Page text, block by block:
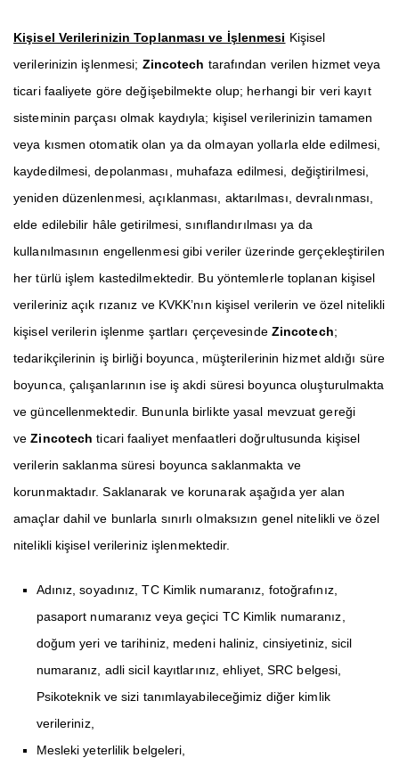
Kişisel Verilerinizin Toplanması ve İşlenmesi Kişisel
verilerinizin işlenmesi; Zincotech tarafından verilen hizmet veya
ticari faaliyete göre değişebilmekte olup; herhangi bir veri kayıt
sisteminin parçası olmak kaydıyla; kişisel verilerinizin tamamen
veya kısmen otomatik olan ya da olmayan yollarla elde edilmesi,
kaydedilmesi, depolanması, muhafaza edilmesi, değiştirilmesi,
yeniden düzenlenmesi, açıklanması, aktarılması, devralınması,
elde edilebilir hâle getirilmesi, sınıflandırılması ya da
kullanılmasının engellenmesi gibi veriler üzerinde gerçekleştirilen
her türlü işlem kastedilmektedir. Bu yöntemlerle toplanan kişisel
verileriniz açık rızanız ve KVKK’nın kişisel verilerin ve özel nitelikli
kişisel verilerin işlenme şartları çerçevesinde Zincotech;
tedarikçilerinin iş birliği boyunca, müşterilerinin hizmet aldığı süre
boyunca, çalışanlarının ise iş akdi süresi boyunca oluşturulmakta
ve güncellenmektedir. Bununla birlikte yasal mevzuat gereği
veZincotech ticari faaliyet menfaatleri doğrultusunda kişisel
verilerin saklanma süresi boyunca saklanmakta ve
korunmaktadır. Saklanarak ve korunarak aşağıda yer alan
amaçlar dahil ve bunlarla sınırlı olmaksızın genel nitelikli ve özel
nitelikli kişisel verileriniz işlenmektedir.
Adınız, soyadınız, TC Kimlik numaranız, fotoğrafınız,
pasaport numaranız veya geçici TC Kimlik numaranız,
doğum yeri ve tarihiniz, medeni haliniz, cinsiyetiniz, sicil
numaranız, adli sicil kayıtlarınız, ehliyet, SRC belgesi,
Psikoteknik ve sizi tanımlayabileceğimiz diğer kimlik
verileriniz,
Mesleki yeterlilik belgeleri,